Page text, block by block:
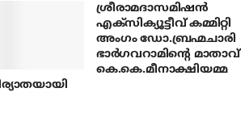
ശ്രീരാമദാസമിഷന്‍
എക്‌സിക്യൂട്ടീവ് കമ്മിറ്റി
അംഗം ഡോ.ബ്രഹ്മചാരി
ഭാര്‍ഗവറാമിന്റെ മാതാവ്
കെ.കെ.മീനാക്ഷിയമ്മ